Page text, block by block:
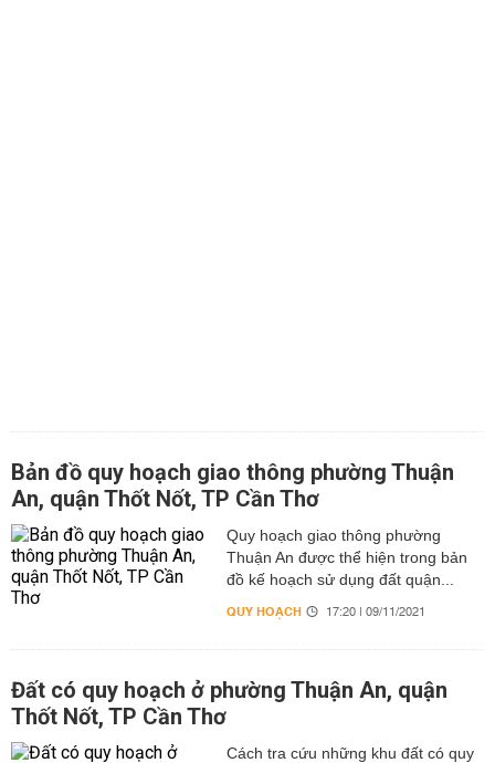
Bản đồ quy hoạch giao thông phường Thuận
An, quận Thốt Nốt, TP Cần Thơ
Quy hoạch giao thông phường
Thuận An được thể hiện trong bản
đồ kế hoạch sử dụng đất quận...
QUY HOẠCH 17:20 | 09/11/2021
Đất có quy hoạch ở phường Thuận An, quận
Thốt Nốt, TP Cần Thơ
Cách tra cứu những khu đất có quy